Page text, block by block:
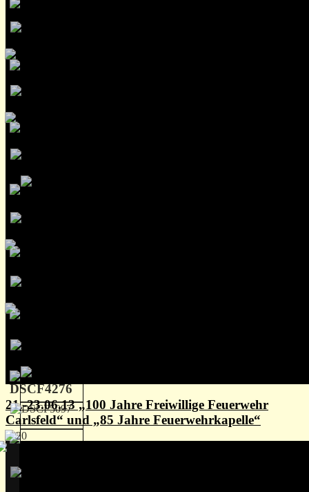
21.-23.06.13 „100 Jahre Freiwillige Feuerwehr
Carlsfeld“ und „85 Jahre Feuerwehrkapelle“